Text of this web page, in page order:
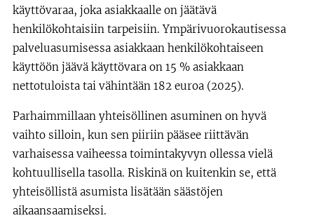
käyttövaraa, joka asiakkaalle on jäätävä
henkilökohtaisiin tarpeisiin. Ympärivuorokautisessa
palveluasumisessa asiakkaan henkilökohtaiseen
käyttöön jäävä käyttövara on 15 % asiakkaan
nettotuloista tai vähintään 182 euroa (2025).
Parhaimmillaan yhteisöllinen asuminen on hyvä
vaihto silloin, kun sen piiriin pääsee riittävän
varhaisessa vaiheessa toimintakyvyn ollessa vielä
kohtuullisella tasolla. Riskinä on kuitenkin se, että
yhteisöllistä asumista lisätään säästöjen
aikaansaamiseksi.